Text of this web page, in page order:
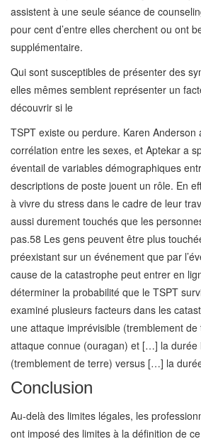
assistent à une seule séance de
pour cent d’entre elles cherchent ou ont
supplémentaire.
Qui sont susceptibles de présenter des
elles mêmes semblent représenter un
découvrir si le
TSPT existe ou perdure. Karen Anderson
corrélation entre les sexes, et Aptekar a
éventail de variables démographiques
descriptions de poste jouent un rôle. En
à vivre du stress dans le cadre de leur
aussi durement touchés que les
pas.58 Les gens peuvent être plus
préexistant sur un événement que par
cause de la catastrophe peut entrer en
déterminer la probabilité que le TSPT
examiné plusieurs facteurs dans les
une attaque imprévisible (tremblement
attaque connue (ouragan) et […] la durée
(tremblement de terre) versus […] la
Conclusion
Au-delà des limites légales, les
ont imposé des limites à la définition de